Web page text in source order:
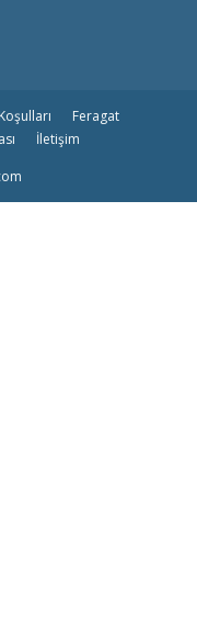
Feragat
İletişim